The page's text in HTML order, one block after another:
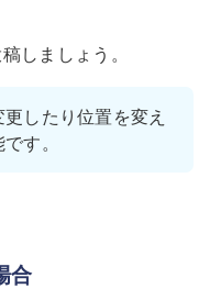
しましょう。
したり位置を変え
す。
合